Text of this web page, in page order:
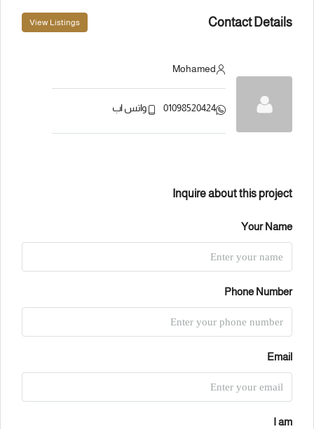
Contact Details
View Listings
Mohamed
01098520424 واتس اب
Inquire about this project
Your Name
Phone Number
Email
I am